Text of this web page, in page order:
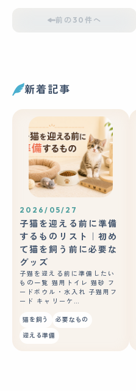
前の30件へ
新着記事
2026/05/27
子猫を迎える前に準備
するものリスト｜初め
て猫を飼う前に必要な
グッズ
子猫を迎える前に準備したい
もの一覧 猫用トイレ 猫砂 フ
ードボウル・水入れ 子猫用フ
ード キャリーケ…
猫を飼う
必要なもの
迎える準備